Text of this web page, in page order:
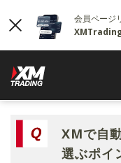
会員ページ
XMTrading
XMで自
選ぶポイ